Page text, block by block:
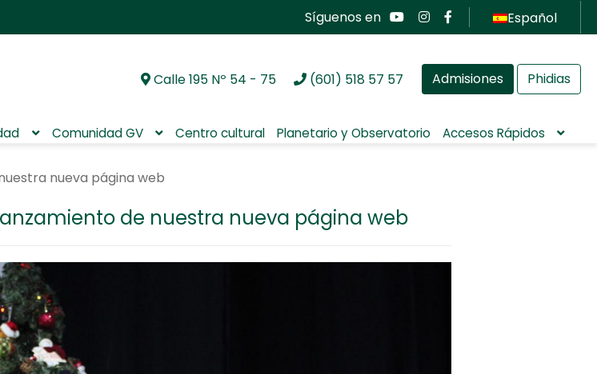
Síguenos en Español
la
contenido
Calle 195 Nº 54 - 75 (601) 518 57 57 Admisiones Phidias
Comunidad GV Centro cultural Planetario y Observatorio Accesos Rápidos
nueva página web
de nuestra nueva página web